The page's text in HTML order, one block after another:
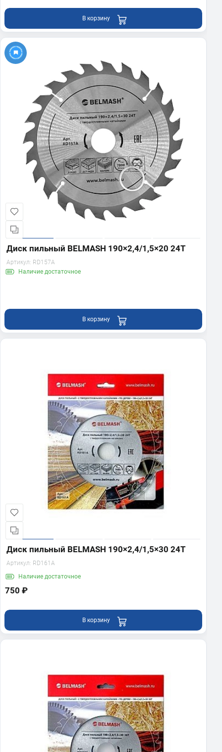
В корзину
Диск пильный BELMASH 190×2,4/1,5×20 24Т
Артикул: RD157A
Наличие достаточное
В корзину
Диск пильный BELMASH 190×2,4/1,5×30 24Т
Артикул: RD161A
Наличие достаточное
750 ₽
В корзину